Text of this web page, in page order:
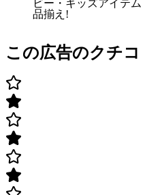
ビー・キッズアイテ
品揃え!
この広告のクチコ